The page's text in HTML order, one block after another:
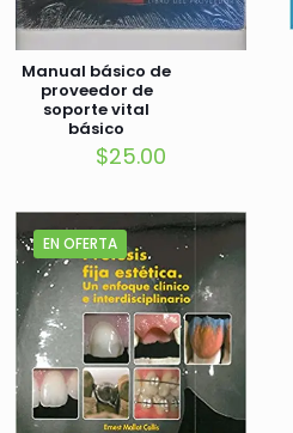
Manual básico de
proveedor de
soporte vital
básico
$25.00
EN OFERTA